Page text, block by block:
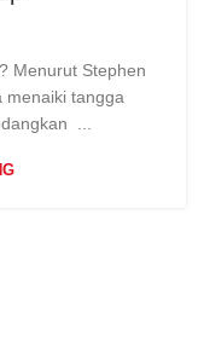
Menurut Stephen
menaiki tangga
...